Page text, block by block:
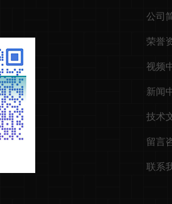
公司
荣誉
视频
新闻
技术
留言
联系